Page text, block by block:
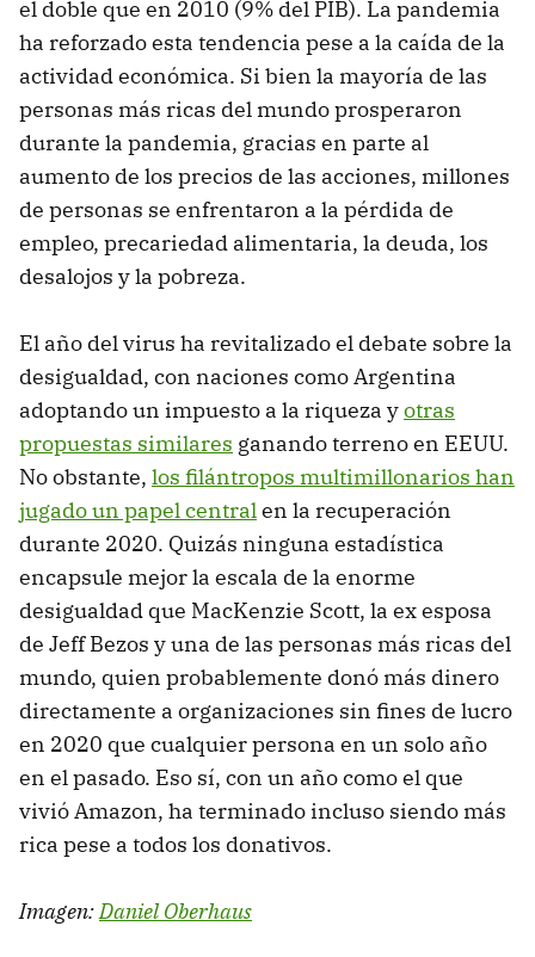
el doble que en 2010 (9% del PIB). La pandemia
ha reforzado esta tendencia pese a la caída de la
actividad económica. Si bien la mayoría de las
personas más ricas del mundo prosperaron
durante la pandemia, gracias en parte al
aumento de los precios de las acciones, millones
de personas se enfrentaron a la pérdida de
empleo, precariedad alimentaria, la deuda, los
desalojos y la pobreza.
El año del virus ha revitalizado el debate sobre la
desigualdad, con naciones como Argentina
adoptando un impuesto a la riqueza yotras
propuestas similares ganando terreno en EEUU.
No obstante, los filántropos multimillonarios han
jugado un papel centralen la recuperación
durante 2020. Quizás ninguna estadística
encapsule mejor la escala de la enorme
desigualdad que MacKenzie Scott, la ex esposa
de Jeff Bezos y una de las personas más ricas del
mundo, quien probablemente donó más dinero
directamente a organizaciones sin fines de lucro
en 2020 que cualquier persona en un solo año
en el pasado. Eso sí, con un año como el que
vivió Amazon, ha terminado incluso siendo más
rica pese a todos los donativos.
Imagen:Daniel Oberhaus